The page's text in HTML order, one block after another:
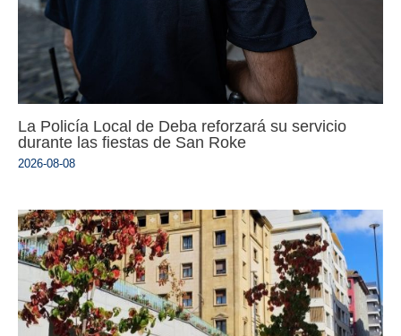
La Policía Local de Deba reforzará su servicio
durante las fiestas de San Roke
2026-08-08